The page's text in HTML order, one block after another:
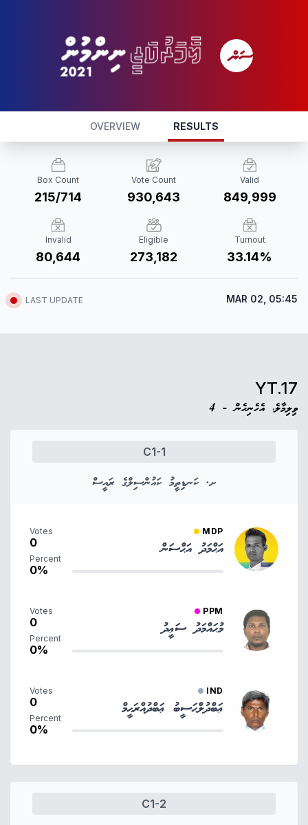
RESULTS
OVERVIEW
Box Count
215/714
Vote Count
930,643
Valid
849,999
Invalid
80,644
Eligible
273,182
Turnout
33.14%
LAST UPDATE MAR 02, 05:45
YT.17
ވިލިމާލެ، އެހެނިހެން - 4
C1-1
ށ. ކަނޑިތީމު ކައުންސިލްގެ ރައީސް
MDP
އަޙްމަދު އަޙްސަން
Votes
0
Percent
0%
PPM
މުޙައްމަދު ސަޢީދު
Votes
0
Percent
0%
IND
ޢަބްދުލްޙަސީބު ޢަބްދުއްރަޙީމް
Votes
0
Percent
0%
C1-2